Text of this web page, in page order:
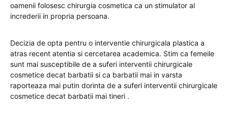
oamenii folosesc chirurgia cosmetica ca un stimulator al
increderii in propria persoana.
Decizia de opta pentru o interventie chirurgicala plastica a
atras recent atentia si cercetarea academica. Stim ca femeile
sunt mai susceptibile de a suferi interventii chirurgicale
cosmetice decat barbatii si ca barbatii mai in varsta
raporteaza mai putin dorinta de a suferi interventii chirurgicale
cosmetice decat barbatii mai tineri .